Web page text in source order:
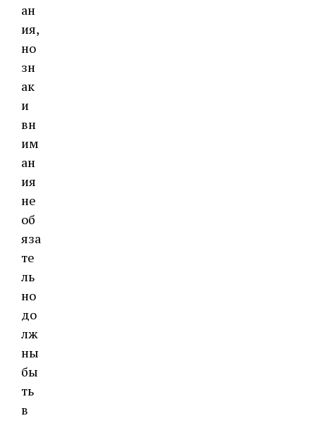
ан
ия,
но
зн
ак
и
вн
им
ан
ия
не
об
яза
те
ль
но
до
лж
ны
бы
ть
в